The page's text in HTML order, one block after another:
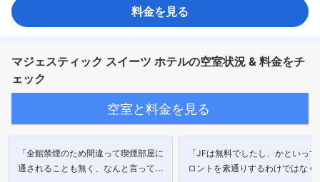
料金を見る
マジェスティック スイーツ ホテルの空室状況 & 料金をチ
ェック
空室と料金を見る
「全館禁煙のため間違って喫煙部屋に
通されることも無く、なんと言っても
「JFは無料でしたし、かといって
ロントを素通りするわけではなく